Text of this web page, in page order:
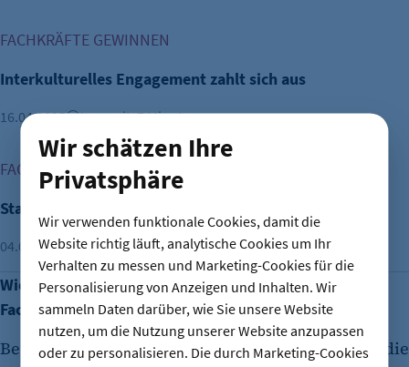
Wir schätzen Ihre
Privatsphäre
Wir verwenden funktionale Cookies, damit die
Website richtig läuft, analytische Cookies um Ihr
Verhalten zu messen und Marketing-Cookies für die
Personalisierung von Anzeigen und Inhalten. Wir
sammeln Daten darüber, wie Sie unsere Website
nutzen, um die Nutzung unserer Website anzupassen
oder zu personalisieren. Die durch Marketing-Cookies
FACHKRÄFTE GEWINNEN
Interkulturelles Engagement zahlt sich aus
16.04.2025 Lesezeit: 7 Minuten
Standortfaktor Werkswohnungen
FACHKRÄFTE
Standortfaktor Werkswohnungen
04.03.2025 Lesezeit: 3 Minuten
Wie beliebt ist es denn heute noch bei internationalen
Fachkräften, in Berlin zu arbeiten?
Berlin hat immer noch eineenorme Strahlkraft
, die